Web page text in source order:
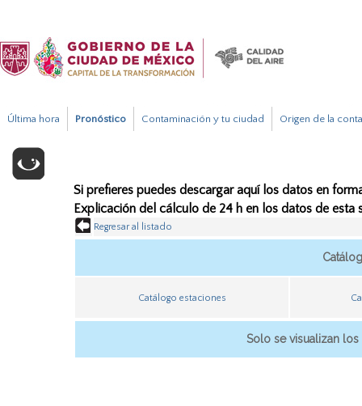
Última hora Pronóstico Contaminación y tu ciudad Origen de la
Si prefieres puedes descargar aquí los datos en
Explicación del cálculo de 24 h en los datos de esta
Regresar al listado
Catálogo estaciones
Solo se visualizan